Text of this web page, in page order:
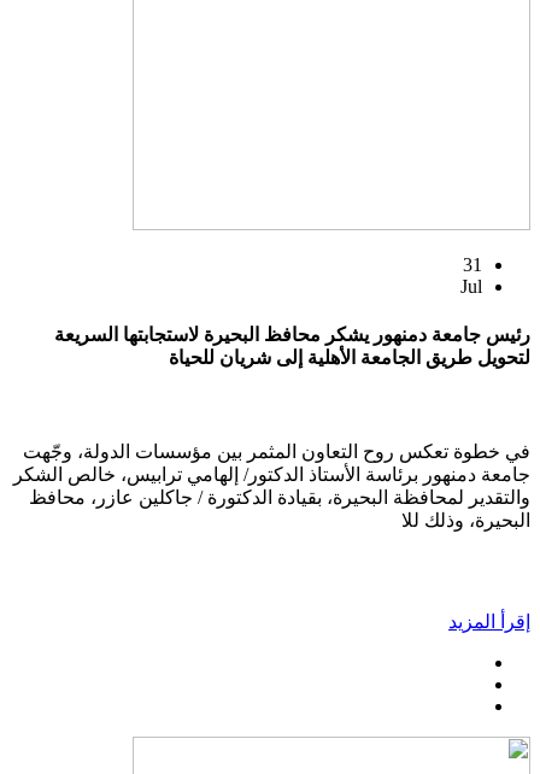
31
Jul
رئيس جامعة دمنهور يشكر محافظ البحيرة لاستجابتها السريعة
لتحويل طريق الجامعة الأهلية إلى شريان للحياة
في خطوة تعكس روح التعاون المثمر بين مؤسسات الدولة، وجّهت
جامعة دمنهور برئاسة الأستاذ الدكتور/ إلهامي ترابيس، خالص الشكر
والتقدير لمحافظة البحيرة، بقيادة الدكتورة / جاكلين عازر، محافظ
البحيرة، وذلك للا
إقرأ المزيد